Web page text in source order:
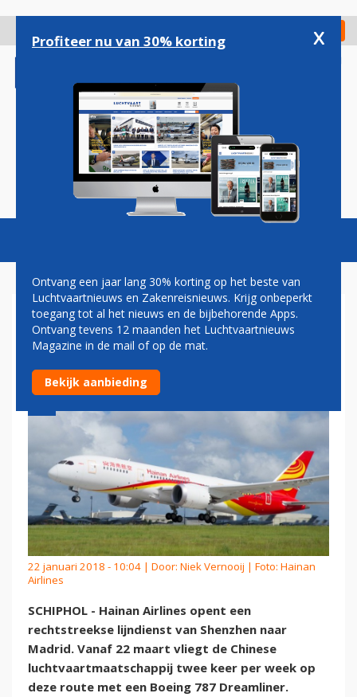
gaan
Check in
Magazine Podcasts Vacatures
HAINAN AIRLINES OPENT
ROUTE SHENZHEN-MADRID
22 januari 2018 - 10:04 | Door: Niek Vernooij | Foto: Hainan
Airlines
SCHIPHOL - Hainan Airlines opent een
rechtstreekse lijndienst van Shenzhen naar
Madrid. Vanaf 22 maart vliegt de Chinese
luchtvaartmaatschappij twee keer per week op
deze route met een Boeing 787 Dreamliner.
Profiteer nu van 30% korting x
Ontvang een jaar lang 30% korting op het beste van
Luchtvaartnieuws en Zakenreisnieuws. Krijg onbeperkt
toegang tot al het nieuws en de bijbehorende Apps.
Ontvang tevens 12 maanden het Luchtvaartnieuws
Magazine in de mail of op de mat.
Bekijk aanbieding